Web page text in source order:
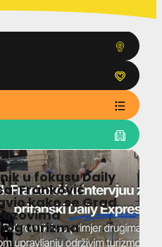
u fokusu Daily
Franković
kako se Grad
turizma